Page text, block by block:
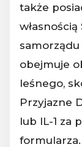
także
obejmuje
leśnego,
Przyjazne
lub IL-1 za
formularza.